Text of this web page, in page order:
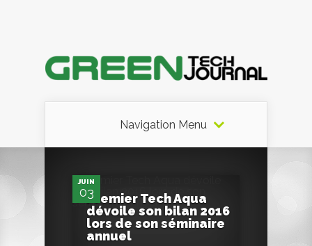
Navigation Menu
JUIN
03Premier Tech Aqua
dévoile son bilan 2016
lors de son séminaire
annuel
0